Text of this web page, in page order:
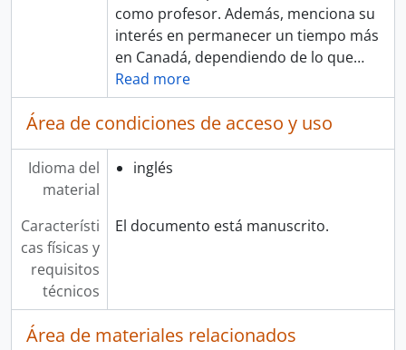
como profesor. Además, menciona su
interés en permanecer un tiempo más
en Canadá, dependiendo de lo que…
Read more
Área de condiciones de acceso y uso
Idioma del
material
inglés
Característi
cas físicas y
requisitos
técnicos
El documento está manuscrito.
Área de materiales relacionados